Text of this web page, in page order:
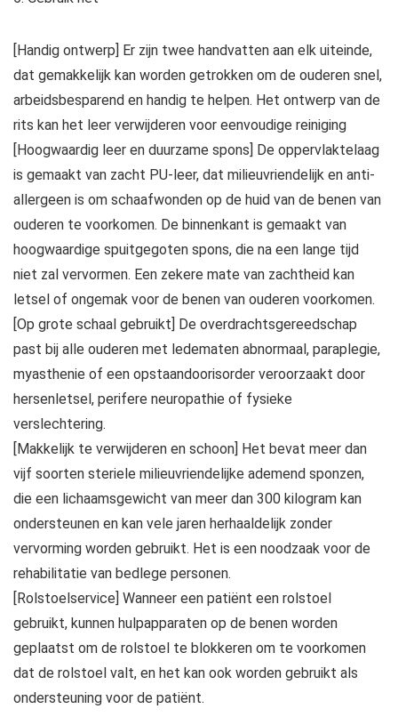
[Handig ontwerp] Er zijn twee handvatten aan elk uiteinde,
dat gemakkelijk kan worden getrokken om de ouderen snel,
arbeidsbesparend en handig te helpen. Het ontwerp van de
rits kan het leer verwijderen voor eenvoudige reiniging
[Hoogwaardig leer en duurzame spons] De oppervlaktelaag
is gemaakt van zacht PU-leer, dat milieuvriendelijk en anti-
allergeen is om schaafwonden op de huid van de benen van
ouderen te voorkomen. De binnenkant is gemaakt van
hoogwaardige spuitgegoten spons, die na een lange tijd
niet zal vervormen. Een zekere mate van zachtheid kan
letsel of ongemak voor de benen van ouderen voorkomen.
[Op grote schaal gebruikt] De overdrachtsgereedschap
past bij alle ouderen met ledematen abnormaal, paraplegie,
myasthenie of een opstaandoorisorder veroorzaakt door
hersenletsel, perifere neuropathie of fysieke
verslechtering.
[Makkelijk te verwijderen en schoon] Het bevat meer dan
vijf soorten steriele milieuvriendelijke ademend sponzen,
die een lichaamsgewicht van meer dan 300 kilogram kan
ondersteunen en kan vele jaren herhaaldelijk zonder
vervorming worden gebruikt. Het is een noodzaak voor de
rehabilitatie van bedlege personen.
[Rolstoelservice] Wanneer een patiënt een rolstoel
gebruikt, kunnen hulpapparaten op de benen worden
geplaatst om de rolstoel te blokkeren om te voorkomen
dat de rolstoel valt, en het kan ook worden gebruikt als
ondersteuning voor de patiënt.